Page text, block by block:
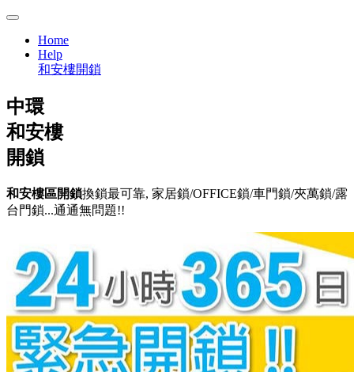
Home
Help
和安樓開鎖
中環
和安樓
開鎖
和安樓區開鎖換鎖最可靠, 家居鎖/OFFICE鎖/車門鎖/夾萬鎖/露
台門鎖...通通無問題!!